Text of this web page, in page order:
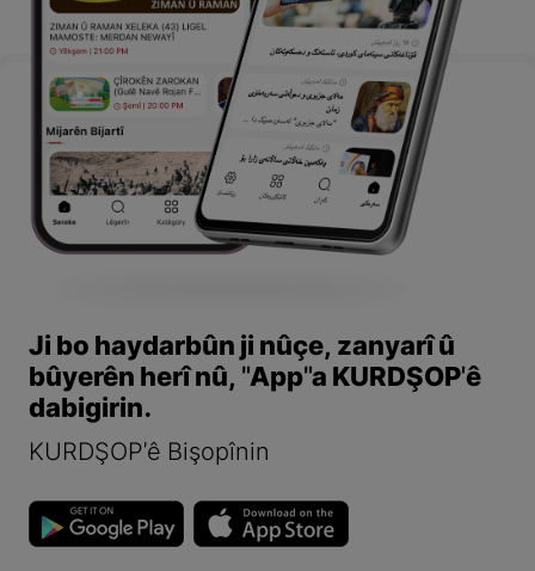
Ji bo haydarbûn ji nûçe, zanyarî û
bûyerên herî nû, "App"a KURDŞOP'ê
dabigirin.
KURDŞOP'ê Bişopînin